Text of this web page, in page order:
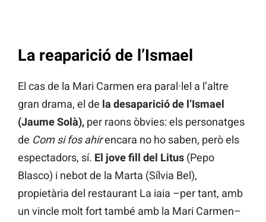
La reaparició de l’Ismael
El cas de la Mari Carmen era paral·lel a l’altre
gran drama, el de la desaparició de l’Ismael
(Jaume Solà), per raons òbvies: els personatges
de Com si fos ahirencara no ho saben, però els
espectadors, sí. El jove fill del Litus (Pepo
Blasco) i nebot de la Marta (Sílvia Bel),
propietària del restaurant La iaia –per tant, amb
un vincle molt fort també amb la Mari Carmen–